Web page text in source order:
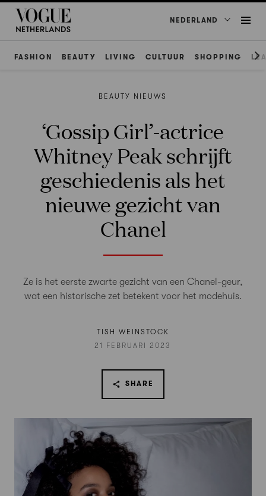
NEDERLAND
FASHION BEAUTY LIVING CULTUUR SHOPPING
BEAUTY NIEUWS
‘Gossip Girl’-actrice
Whitney Peak schrijft
geschiedenis als het
nieuwe gezicht van
Chanel
Ze is het eerste zwarte gezicht van een Chanel-geur,
wat een historische zet betekent voor het modehuis.
TISH WEINSTOCK
21 FEBRUARI 2023
SHARE